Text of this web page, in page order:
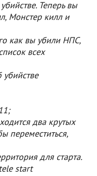
Теперь вы
Монстер килл и
как вы убили НПС,
всех
два крутых
переместиться,
для старта.
start